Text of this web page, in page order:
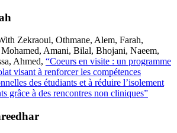
Zekraoui, Othmane, Alem, Farah,
Amani, Bilal, Bhojani, Naeem,
Ahmed, “Coeurs en visite : un programme
visant à renforcer les compétences
des étudiants et à réduire l’isolement
grâce à des rencontres non cliniques”